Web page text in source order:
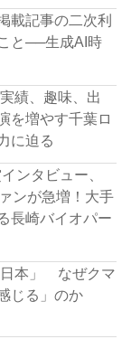
載記事の二次利
と──生成AI時
績、趣味、出
を増やす千葉ロ
に迫る
ンタビュー、
ンが急増！大手
長崎バイオパー
日本」 なぜクマ
じる」のか